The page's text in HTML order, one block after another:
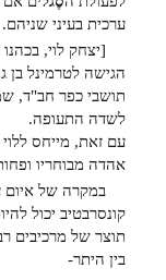
ערכית בעיני שניהם.
[יצחק לוי,
הגישה לטרמינל בן
תושבי כפר חב"ד,
לשדה התעופה.
עם זאת, מייחס
אהדה מבוחריו
במקרה של איום
קונסרבטיב יכול
תוצר של מרכיבים
בין היתר-